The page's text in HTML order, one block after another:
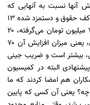
آنها نسبت به آنهایی که
درآمد بیشتری دارند، کمتر است. یعنی الان کف حقوق و دستمزد شده ۱۳
میلیون تومان، اما کسی که سال گذشته ۷۰ میلیون تومان می‌گرفته، ۲۰
درصد افزایش او می‌شود؛ ۱۴ میلیون تومان، یعنی میزان افزایش آن ۷۰
۱۳ میلیونی پایینی، بیشتر است و ضریب جینی
البته در کمیسیون
هم امضا کردند که ما
چه؟ یعنی آن کسی که پایین